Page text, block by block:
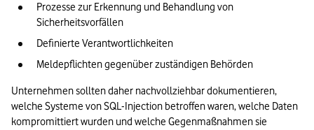
Prozesse zur Erkennung und Behandlung von
Sicherheitsvorfällen
Definierte Verantwortlichkeiten
Meldepflichten gegenüber zuständigen Behörden
Unternehmen sollten daher nachvollziehbar dokumentieren,
welche Systeme von SQL-Injection betroffen waren, welche Daten
kompromittiert wurden und welche Gegenmaßnahmen sie